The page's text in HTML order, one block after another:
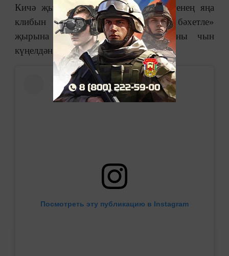
Кичә җырчы Ришат Төхвәтуллин үзенең яңа
клибын тәкъдим итте. Ул «Мин бәхетле»
җырына төшерелгән клип. Ришатны чын
күңелдән тәбрик итәбез.
Посмотреть эту публикацию в Instagram